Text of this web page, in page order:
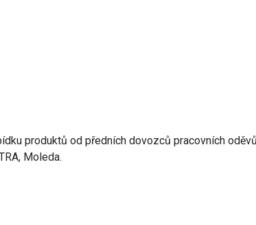
produktů od předních dovozců pracovních
Moleda.